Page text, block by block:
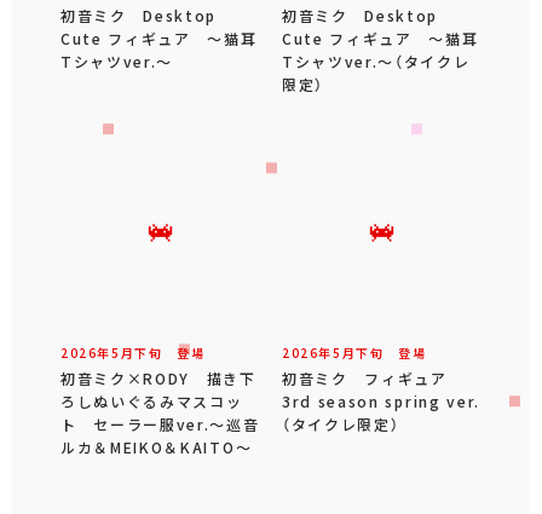
初音ミク Desktop
Cute フィギュア ～猫耳
Tシャツver.～
初音ミク Desktop
Cute フィギュア ～猫耳
Tシャツver.～（タイクレ
限定）
2026年5 月下旬 登場
初音ミク×RODY 描き下
ろしぬいぐるみマスコッ
ト セーラー服ver.～巡音
ルカ＆MEIKO＆KAITO～
2026年5 月下旬 登場
初音ミク フィギュア
3rd season spring ver.
（タイクレ限定）